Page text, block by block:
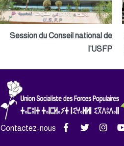
Session du Conseil national de
l’USFP
Contactez-nous